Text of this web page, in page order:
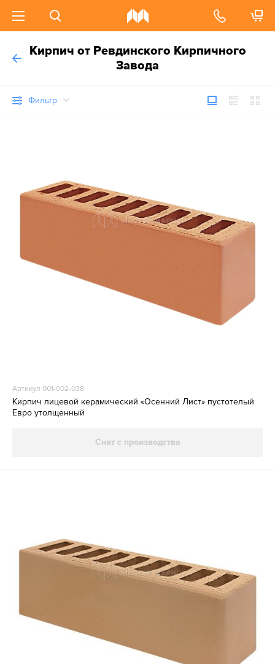
Кирпич от Ревдинского Кирпичного
Завода
Фильтр
Артикул 001-002-038
Кирпич лицевой керамический «Осенний Лист» пустотелый
Евро утолщенный
Снят с производства